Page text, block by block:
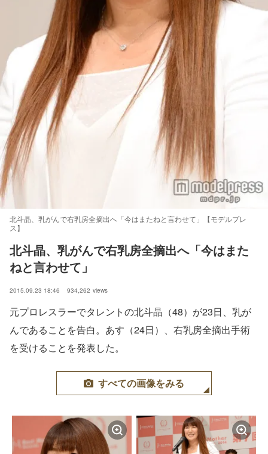
北斗晶、乳がんで右乳房全摘出へ「今はまたねと言わせて」【モデルプレ
ス】
北斗晶、乳がんで右乳房全摘出へ「今はまた
ねと言わせて」
2015.09.23 18:46 934,262 views
元プロレスラーでタレントの北斗晶（48）が23日、乳が
んであることを告白。あす（24日）、右乳房全摘出手術
を受けることを発表した。
すべての画像をみる